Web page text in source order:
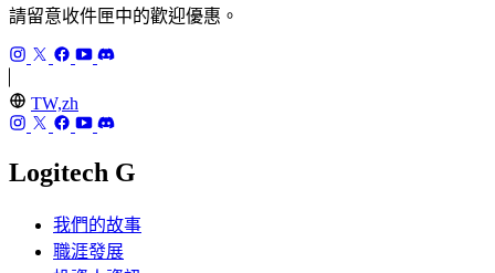
請留意收件匣中的歡迎優惠。
TW,zh
Logitech G
我們的故事
職涯發展